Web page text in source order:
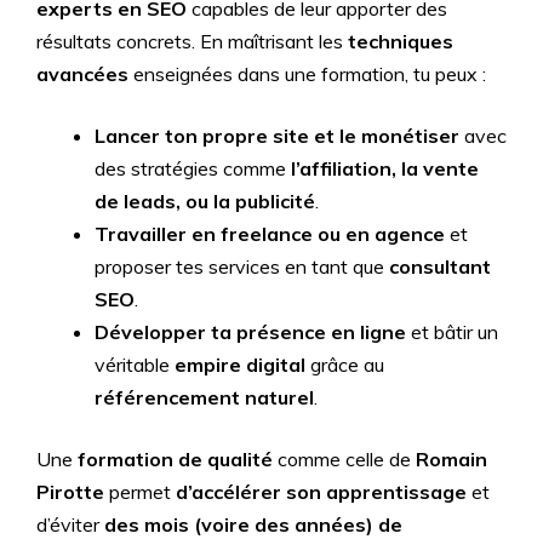
experts en SEO capables de leur apporter des
résultats concrets. En maîtrisant les techniques
avancées enseignées dans une formation, tu peux :
Lancer ton propre site et le monétiser avec
des stratégies comme l’affiliation, la vente
de leads, ou la publicité.
Travailler en freelance ou en agence et
proposer tes services en tant que consultant
SEO.
Développer ta présence en ligne et bâtir un
véritable empire digital grâce au
référencement naturel.
Une formation de qualité comme celle de Romain
Pirotte permet d’accélérer son apprentissage et
d’éviter des mois (voire des années) de